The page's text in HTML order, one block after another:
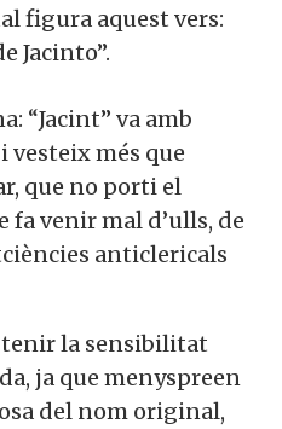
figura aquest vers:
Jacinto”.
“Jacint” va amb
més que
que no porti el
fa venir mal d’ulls, de
anticlericals
tenir la sensibilitat
ja que menyspreen
del nom original,